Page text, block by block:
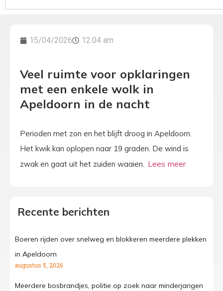
15/04/2026 12:04 am
Veel ruimte voor opklaringen
met een enkele wolk in
Apeldoorn in de nacht
Perioden met zon en het blijft droog in Apeldoorn.
Het kwik kan oplopen naar 19 graden. De wind is
zwak en gaat uit het zuiden waaien.
Recente berichten
Boeren rijden over snelweg en blokkeren meerdere plekken
in Apeldoorn
augustus 5, 2026
Meerdere bosbrandjes, politie op zoek naar minderjarigen